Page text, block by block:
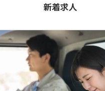
新着求人